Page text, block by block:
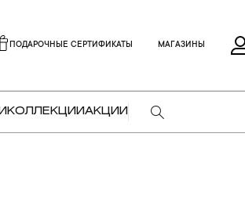
ПОДАРОЧНЫЕ СЕРТИФИКАТЫ МАГАЗИНЫ
КОЛЛЕКЦИИАКЦИИ